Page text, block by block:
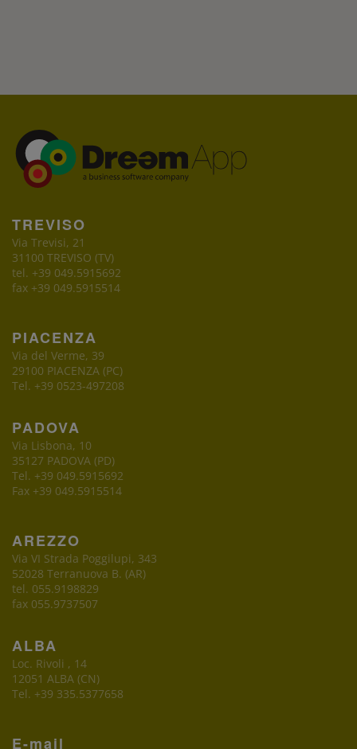
TREVISO
Via Trevisi, 21
31100 TREVISO (TV)
tel. +39 049.5915692
fax +39 049.5915514
PIACENZA
Via del Verme, 39
29100 PIACENZA (PC)
Tel. +39 0523-497208
PADOVA
Via Lisbona, 10
35127 PADOVA (PD)
Tel. +39 049.5915692
Fax +39 049.5915514
AREZZO
Via VI Strada Poggilupi, 343
52028 Terranuova B. (AR)
tel. 055.9198829
fax 055.9737507
ALBA
Loc. Rivoli , 14
12051 ALBA (CN)
Tel. +39 335.5377658
E-mail